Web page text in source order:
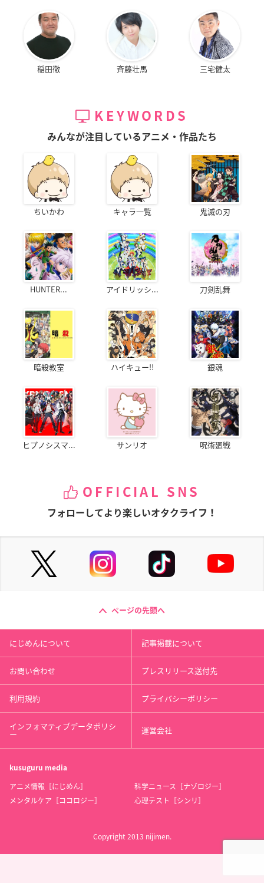
稲田徹 斉藤壮馬 三宅健太
KEYWORDS
みんなが注目しているアニメ・作品たち
ちいかわ キャラ一覧 鬼滅の刃
HUNTER... アイドリッシ... 刀剣乱舞
暗殺教室 ハイキュー!! 銀魂
ヒプノシスマ... サンリオ 呪術廻戦
OFFICIAL SNS
フォローしてより楽しいオタクライフ！
ページの先頭へ
にじめんについて 記事掲載について
お問い合わせ プレスリリース送付先
利用規約 プライバシーポリシー
インフォマティブデータポリシ
ー 運営会社
kusuguru media
アニメ情報［にじめん］
科学ニュース［ナゾロジー］
メンタルケア［ココロジー］
心理テスト［シンリ］
Copyright 2013 nijimen.